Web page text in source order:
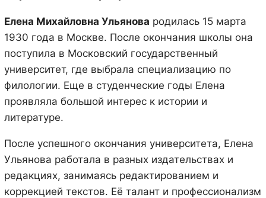
Елена Михайловна Ульянова родилась 15 марта
1930 года в Москвe. После окончания школы она
поступила в Московский государственный
университет, где выбрала специализацию по
филологии. Еще в студенческие годы Елена
проявляла большой интерес к истории и
литературе.
После успешного окончания университетa, Елена
Ульянова работала в разных издательствах и
редакциях, занимаясь редактированием и
коррекцией текстов. Её талант и профессионализм